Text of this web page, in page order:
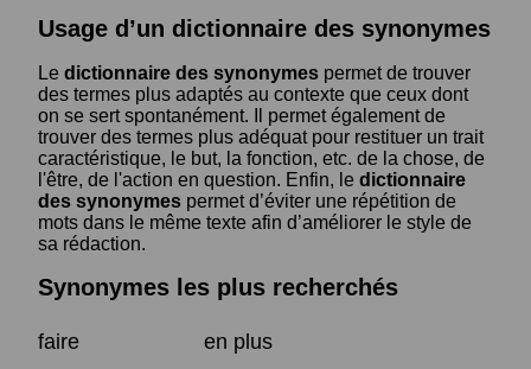
Usage d’un dictionnaire des synonymes
Le dictionnaire des synonymes permet de trouver
des termes plus adaptés au contexte que ceux dont
on se sert spontanément. Il permet également de
trouver des termes plus adéquat pour restituer un trait
caractéristique, le but, la fonction, etc. de la chose, de
l'être, de l'action en question. Enfin, le dictionnaire
des synonymes permet d’éviter une répétition de
mots dans le même texte afin d’améliorer le style de
sa rédaction.
Synonymes les plus recherchés
faire
en plus